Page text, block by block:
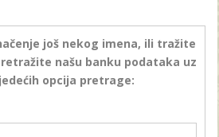
još nekog imena, ili tražite
našu banku podataka uz
opcija pretrage: